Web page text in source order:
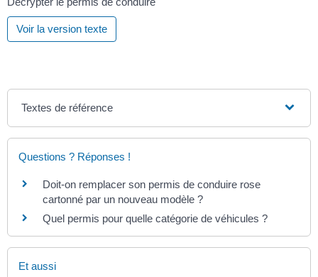
Voir la version texte
Textes de référence
Questions ? Réponses !
Doit-on remplacer son permis de conduire rose
cartonné par un nouveau modèle ?
Quel permis pour quelle catégorie de véhicules ?
Et aussi